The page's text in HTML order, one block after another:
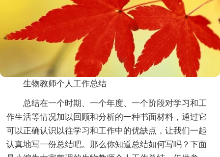
生物教师个人工作总结
总结在一个时期、一个年度、一个阶段对学习和工
作生活等情况加以回顾和分析的一种书面材料，通过它
可以正确认识以往学习和工作中的优缺点，让我们一起
认真地写一份总结吧。那么你知道总结如何写吗？下面